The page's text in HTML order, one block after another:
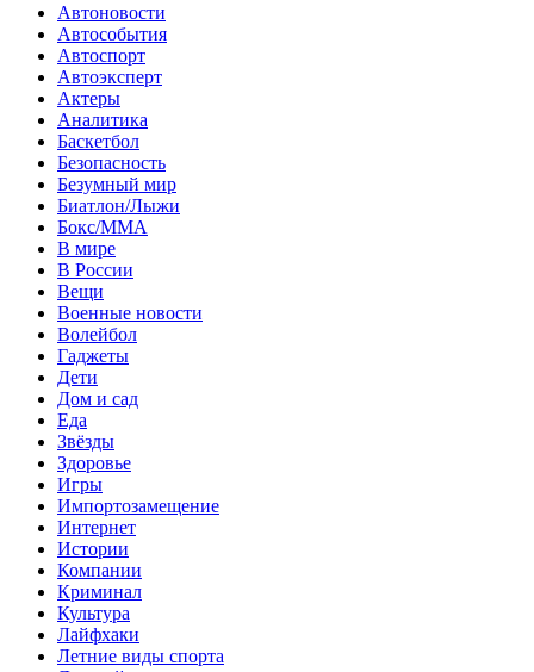
Автоновости
Автособытия
Автоспорт
Автоэксперт
Актеры
Аналитика
Баскетбол
Безопасность
Безумный мир
Биатлон/Лыжи
Бокс/MMA
В мире
В России
Вещи
Военные новости
Волейбол
Гаджеты
Дети
Дом и сад
Еда
Звёзды
Здоровье
Игры
Импортозамещение
Интернет
Истории
Компании
Криминал
Культура
Лайфхаки
Летние виды спорта